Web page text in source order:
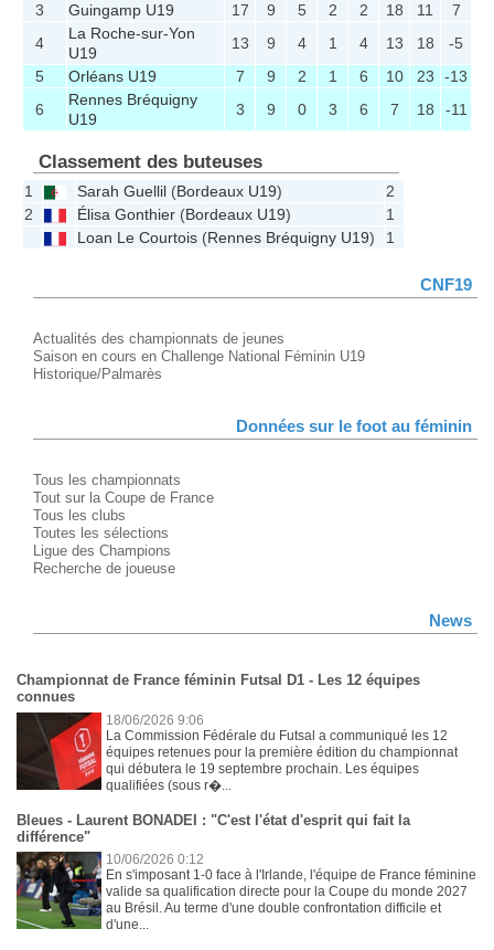
3
Guingamp U19 17 9 5 2 2 18 11
7
4
La Roche-sur-Yon
U19
13 9 4 1 4 13 18
-5
5
Orléans U19 7 9 2 1 6 10 23
-13
6
Rennes Bréquigny
U19
3 9 0 3 6 7 18 -11
Classement des buteuses
1 Sarah Guellil (Bordeaux U19)
2
2
Élisa Gonthier (Bordeaux U19)
1
Loan Le Courtois (Rennes Bréquigny U19) 1
CNF19
Actualités des championnats de jeunes
Saison en cours en Challenge National Féminin U19
Historique/Palmarès
Données sur le foot au féminin
Tous les championnats
Tout sur la Coupe de France
Tous les clubs
Toutes les sélections
Ligue des Champions
Recherche de joueuse
News
Championnat de France féminin Futsal D1 - Les 12 équipes
connues
18/06/2026 9:06
La Commission Fédérale du Futsal a communiqué les 12
équipes retenues pour la première édition du championnat
qui débutera le 19 septembre prochain. Les équipes
qualifiées (sous r�...
Bleues - Laurent BONADEI : "C'est l'état d'esprit qui fait la
différence"
10/06/2026 0:12
En s'imposant 1-0 face à l'Irlande, l'équipe de France féminine
valide sa qualification directe pour la Coupe du monde 2027
au Brésil. Au terme d'une double confrontation difficile et
d'une...